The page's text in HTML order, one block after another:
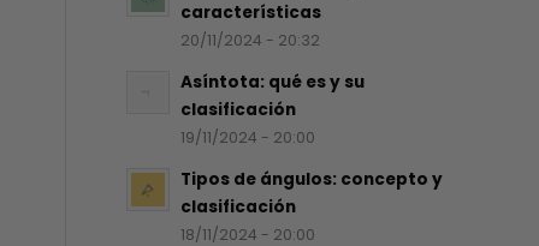
características
20/11/2024 - 20:32
Asíntota: qué es y su
clasificación
19/11/2024 - 20:00
Tipos de ángulos: concepto y
clasificación
18/11/2024 - 20:00